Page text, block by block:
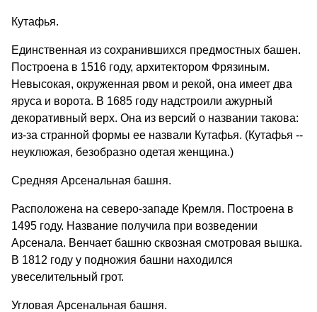
Кутафья.
Единственная из сохранившихся предмостных башен.
Построена в 1516 году, архитектором Фрязиным.
Невысокая, окруженная рвом и рекой, она имеет два
яруса и ворота. В 1685 году надстроили ажурный
декоративный верх. Она из версий о названии такова:
из-за странной формы ее назвали Кутафья. (Кутафья --
неуклюжая, безобразно одетая женщина.)
Средняя Арсенальная башня.
Расположена на северо-западе Кремля. Построена в
1495 году. Название получила при возведении
Арсенала. Венчает башню сквозная смотровая вышка.
В 1812 году у подножия башни находился
увеселительный грот.
Угловая Арсенальная башня.